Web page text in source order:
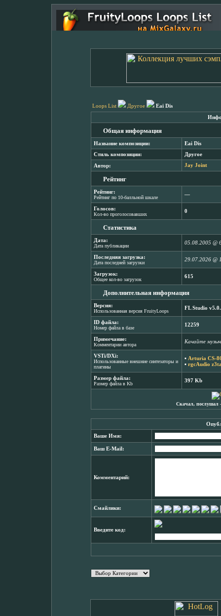
Loops List Другое Eai Dis
Общая информация
Название композиции: Eai Dis
Стиль композиции: Другое
Автор: Jay Joint
Рейтинг
Рейтинг:
Рейтинг по 10-балльной шкале
―
Голосов:
Кол-во проголосовавших
0
Статистика
Дата:
Дата публикации
05.08.2005 @
Последняя загрузка:
Дата последней загрузки
29.07.2026 @
Загрузок:
Общее кол-во загрузок
615
Дополнительная информация
Версия:
Использованная версия FruityLoops
FL Studio
ID файла:
Номер файла в базе
12259
Примечание:
Комментарии автора
Качайте
VSTi/DXi:
Использованные внешние синтезаторы и
плагины
▪ Arturia CS-
▪ rgcAudio
Размер файла:
Размер файла в Kb
397 Kb
Скачал, послушал
Ваше Имя:
Ваш E-Mail:
Комментарий:
Смайлики:
Введите код: